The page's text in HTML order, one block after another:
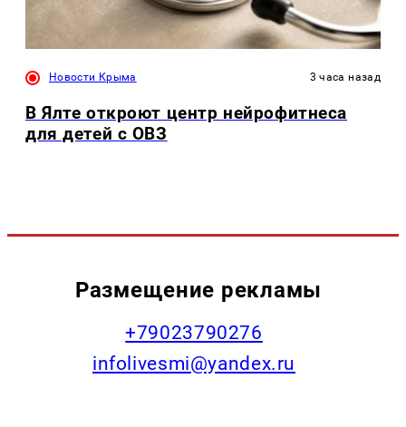
Новости Крыма 3 часа назад
В Ялте откроют центр нейрофитнеса
для детей с ОВЗ
Размещение рекламы
+79023790276
infolivesmi@yandex.ru